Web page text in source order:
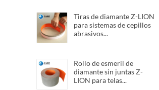
Tiras de diamante Z-LION
para sistemas de cepillos
abrasivos...
Rollo de esmeril de
diamante sin juntas Z-
LION para telas...